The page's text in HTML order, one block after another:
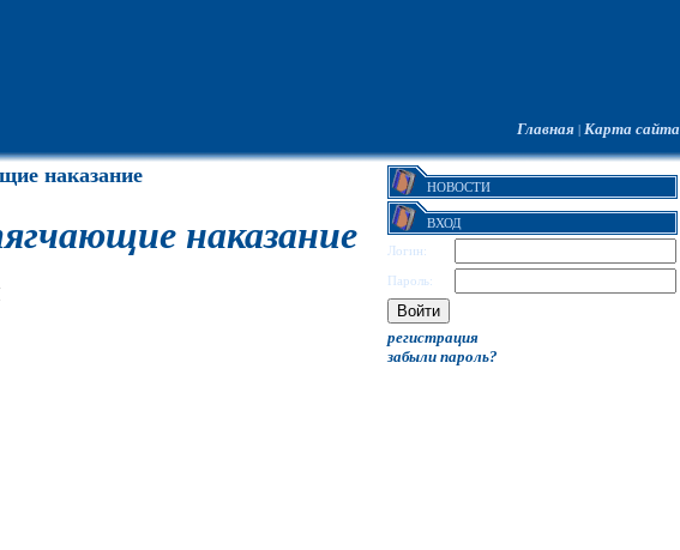
Главная | Карта сайта
наказание
наказание
НОВОСТИ
ВХОД
Логин:
Пароль:
регистрация
забыли пароль?